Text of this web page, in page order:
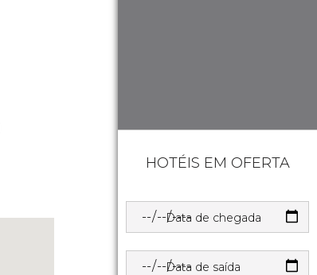
HOTÉIS EM OFERTA
Data de chegada
Data de saída